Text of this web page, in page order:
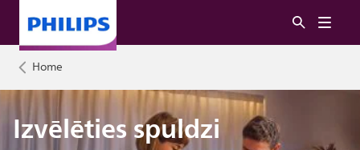
Home
Izvēlēties spuldzi